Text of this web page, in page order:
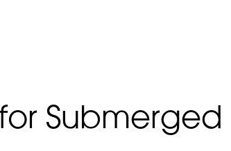
for Submerged